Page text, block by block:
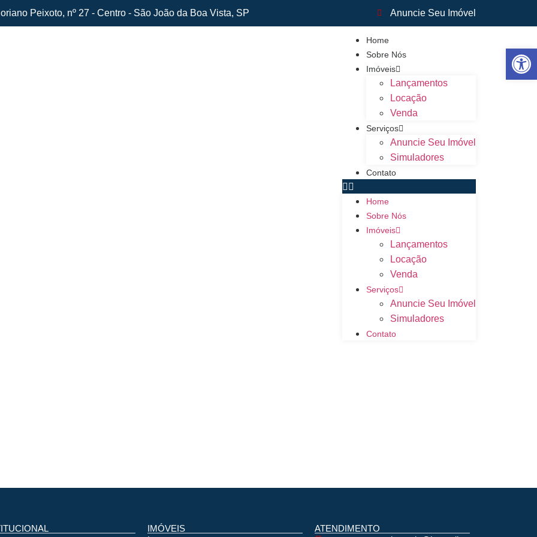
Peixoto, nº 27 - Centro - São João da Boa Vista, SP Anuncie Seu Imóvel
Home
Sobre Nós
Imóveis
Lançamentos
Locação
Venda
Serviços
Anuncie Seu Imóvel
Simuladores
Contato
Home
Sobre Nós
Imóveis
Lançamentos
Locação
Venda
Serviços
Anuncie Seu Imóvel
Simuladores
Contato
IMÓVEIS
ATENDIMENTO
Abrir